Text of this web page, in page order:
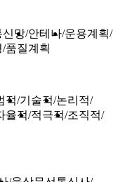
신망 안테나 운용계획
품질계획
적 기술적 논리적
율적 적극적 조직적